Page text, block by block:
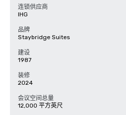
连锁供应商
IHG
品牌
Staybridge Suites
建设
1987
装修
2024
会议空间总量
12,000 平方英尺